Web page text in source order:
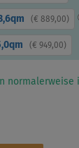
(€ 889,00)
(€ 949,00)
normalerweise